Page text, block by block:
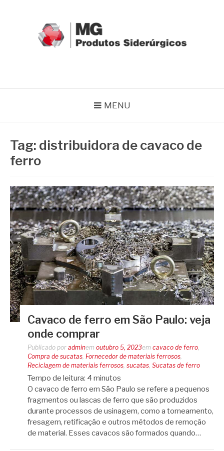
MENU
Tag: distribuidora de cavaco de
ferro
Cavaco de ferro em São Paulo: veja
onde comprar
Publicado por adminem outubro 5, 2023em cavaco de ferro
Compra de sucatas Fornecedor de materiais ferrosos
Reciclagem de materiais ferrosos sucatas Sucatas de ferro
Tempo de leitura: 4 minutos
O cavaco de ferro em São Paulo se refere a pequenos
fragmentos ou lascas de ferro que são produzidos
durante processos de usinagem, como a torneamento,
fresagem, retificação e outros métodos de remoção
de material. Esses cavacos são formados quando…